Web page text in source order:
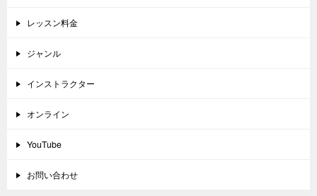
レッスン料金
ジャンル
インストラクター
オンライン
YouTube
お問い合わせ